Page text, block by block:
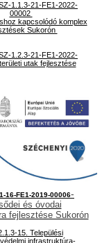
1.1.3-21-FE1-2022-
00002
kapcsolódó komplex
Sukorón
1.2.3-21-FE1-2022-
utak fejlesztése
16-FE1-2019-00006-
és óvodai
fejlesztése Sukorón
15. Települési
infrastruktúra-